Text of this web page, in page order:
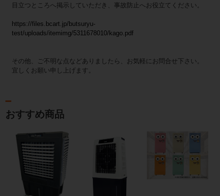
目立つところへ掲示していただき、事故防止へお役立てください。
https://files.bcart.jp/butsuryu-
test/uploads/itemimg/5311678010/kago.pdf
その他、ご不明な点などありましたら、お気軽にお問合せ下さい。
宜しくお願い申し上げます。
おすすめ商品